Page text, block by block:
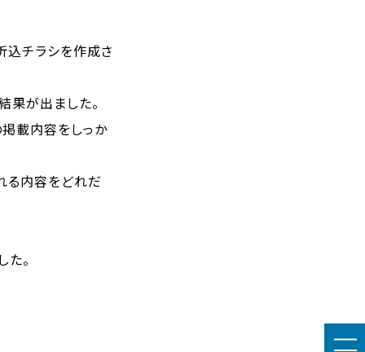
込チラシを作成さ
果が出ました。
載内容をしっか
る内容をどれだ
。